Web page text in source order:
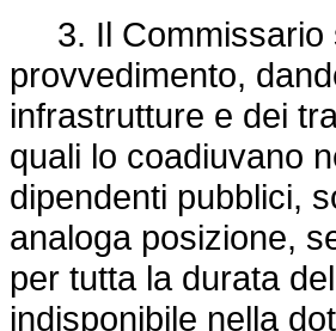
3. Il Commissario
provvedimento,
infrastrutture e dei
quali lo coadiuvano
dipendenti pubblici,
analoga posizione,
per tutta la durata
indisponibile nella